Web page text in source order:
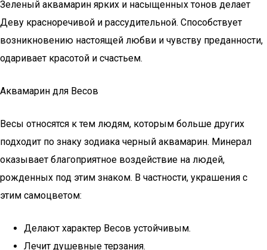
Зеленый аквамарин ярких и насыщенных тонов делает
Деву красноречивой и рассудительной. Способствует
возникновению настоящей любви и чувству преданности,
одаривает красотой и счастьем.
Аквамарин для Весов
Весы относятся к тем людям, которым больше других
подходит по знаку зодиака черный аквамарин. Минерал
оказывает благоприятное воздействие на людей,
рожденных под этим знаком. В частности, украшения с
этим самоцветом:
Делают характер Весов устойчивым.
Лечит душевные терзания.